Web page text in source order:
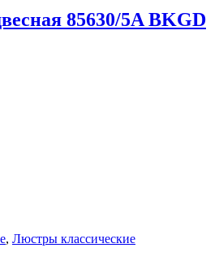
85630/5A BKGD
, Люстры классические